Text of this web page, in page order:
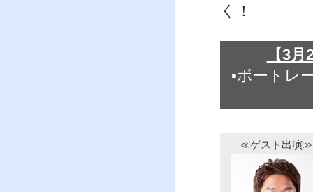
く！
【3
▪ボートレ
≪ゲスト出演≫